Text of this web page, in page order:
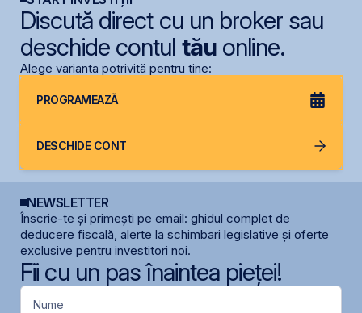
Discută direct cu un broker sau
deschide contul tăuonline.
Alege varianta potrivită pentru tine:
PROGRAMEAZĂ
DESCHIDE CONT
NEWSLETTER
Înscrie-te și primești pe email: ghidul complet de
deducere fiscală, alerte la schimbari legislative și oferte
exclusive pentru investitori noi.
Fii cu un pas înaintea pieței!
Nume